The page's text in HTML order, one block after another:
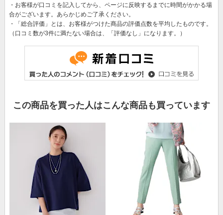
・お客様が口コミを記入してから、ページに反映するまでに時間がかかる場
合がございます。あらかじめご了承ください。
・「総合評価」とは、お客様がつけた商品の評価点数を平均したものです。
（口コミ数が3件に満たない場合は、「評価なし」になります。）
この商品を買った人はこんな商品も買っています